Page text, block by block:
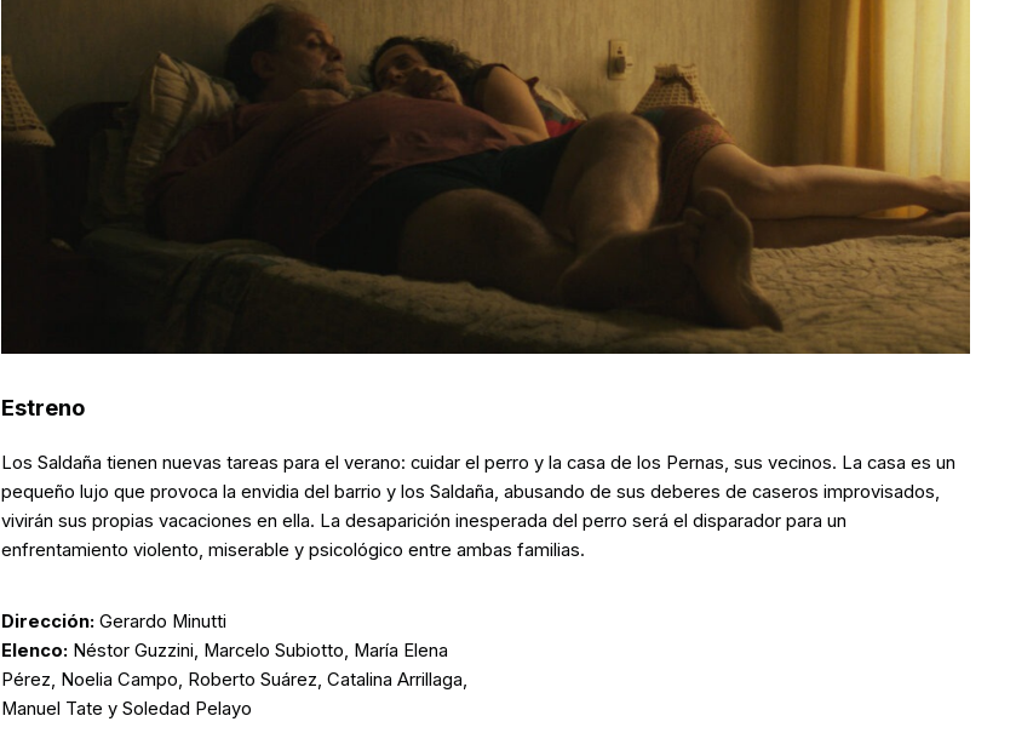
Estreno
Los Saldaña tienen nuevas tareas para el verano: cuidar el perro y la casa de los Pernas, sus vecinos. La casa es un
pequeño lujo que provoca la envidia del barrio y los Saldaña, abusando de sus deberes de caseros improvisados,
vivirán sus propias vacaciones en ella. La desaparición inesperada del perro será el disparador para un
enfrentamiento violento, miserable y psicológico entre ambas familias.
Dirección: Gerardo Minutti
Elenco: Néstor Guzzini, Marcelo Subiotto, María Elena
Pérez, Noelia Campo, Roberto Suárez, Catalina Arrillaga,
Manuel Tate y Soledad Pelayo